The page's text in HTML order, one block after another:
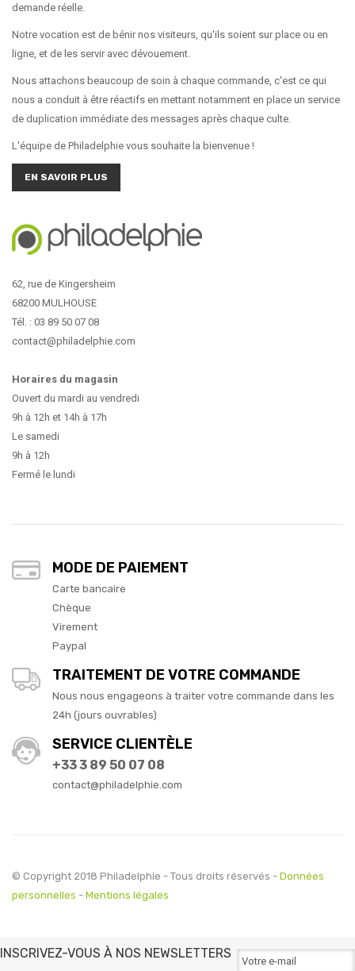
demande réelle.
Notre vocation est de bénir nos visiteurs, qu'ils soient sur place ou en
ligne, et de les servir avec dévouement.
Nous attachons beaucoup de soin à chaque commande, c'est ce qui
nous a conduit à être réactifs en mettant notamment en place un service
de duplication immédiate des messages après chaque culte.
L'équipe de Philadelphie vous souhaite la bienvenue !
EN SAVOIR PLUS
62, rue de Kingersheim
68200 MULHOUSE
Tél. : 03 89 50 07 08
contact@philadelphie.com
Horaires du magasin
Ouvert du mardi au vendredi
9h à 12h et 14h à 17h
Le samedi
9h à 12h
Fermé le lundi
MODE DE PAIEMENT
Carte bancaire
Chèque
Virement
Paypal
TRAITEMENT DE VOTRE COMMANDE
Nous nous engageons à traiter votre commande dans les
24h (jours ouvrables)
SERVICE CLIENTÈLE
+33 3 89 50 07 08
contact@philadelphie.com
© Copyright 2018 Philadelphie - Tous droits réservés - Données
personnelles - Mentions légales
INSCRIVEZ-VOUS À NOS NEWSLETTERS